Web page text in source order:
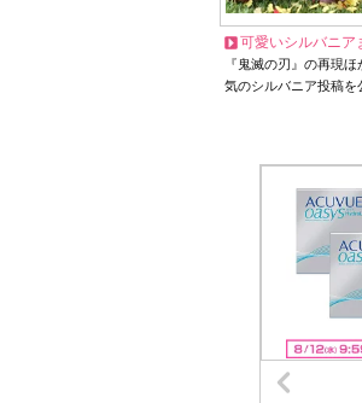
可愛いシルバニア
『鬼滅の刃』の再現ほ
気のシルバニア投稿を